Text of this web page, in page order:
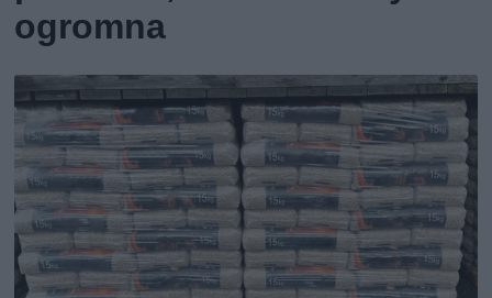
ogromna